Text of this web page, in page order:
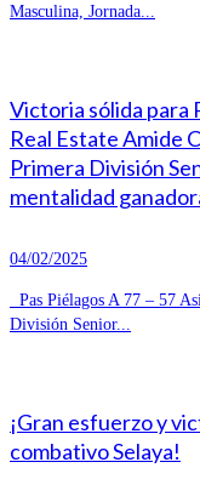
Masculina, Jornada...
Victoria sólida para
Real Estate Amide
Primera División
mentalidad
04/02/2025
Pas Piélagos A 77 – 57
División Senior...
¡Gran esfuerzo y
combativo Selaya!